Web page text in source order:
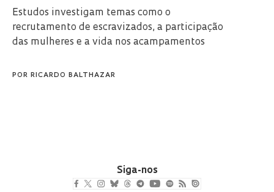
Estudos investigam temas como o
recrutamento de escravizados, a participação
das mulheres e a vida nos acampamentos
POR RICARDO BALTHAZAR
Siga-nos